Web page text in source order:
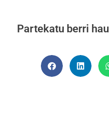
Partekatu berri hau